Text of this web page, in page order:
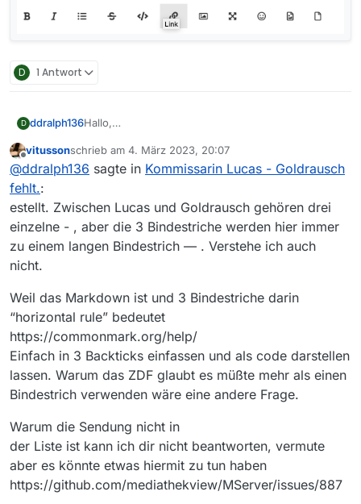
D 1 Antwort
D ddralph136Hallo,
vom 30.04.22 taucht weder bei Mediathekview
noch bei Mediathekviewweb auf obwohl sie in der
https://www.zdf.de/serien/kommissarin-
lucas/kommissarin-lucas—goldrausch-100.html
Die Filmliste habe ich aktualisiert, “Filme der letzten
Tage laden” steht auf “alle”.
Zwischen Lucas und Goldrausch gehören drei
einzelne - , aber die 3 Bindestriche werden hier
immer zu einem langen Bindestrich — . Verstehe
ich auch nicht.
Offline
vitussonschrieb am 4. März 2023, 20:07
zuletzt editiert von
@ddralph136 sagte in Kommissarin Lucas - Goldrausch
fehlt.:
estellt. Zwischen Lucas und Goldrausch gehören drei
einzelne - , aber die 3 Bindestriche werden hier immer
zu einem langen Bindestrich — . Verstehe ich auch
nicht.
Weil das Markdown ist und 3 Bindestriche darin
“horizontal rule” bedeutet
https://commonmark.org/help/
Einfach in 3 Backticks einfassen und als code darstellen
lassen. Warum das ZDF glaubt es müßte mehr als einen
Bindestrich verwenden wäre eine andere Frage.
Warum die Sendung nicht in
der Liste ist kann ich dir nicht beantworten, vermute
aber es könnte etwas hiermit zu tun haben
https://github.com/mediathekview/MServer/issues/887